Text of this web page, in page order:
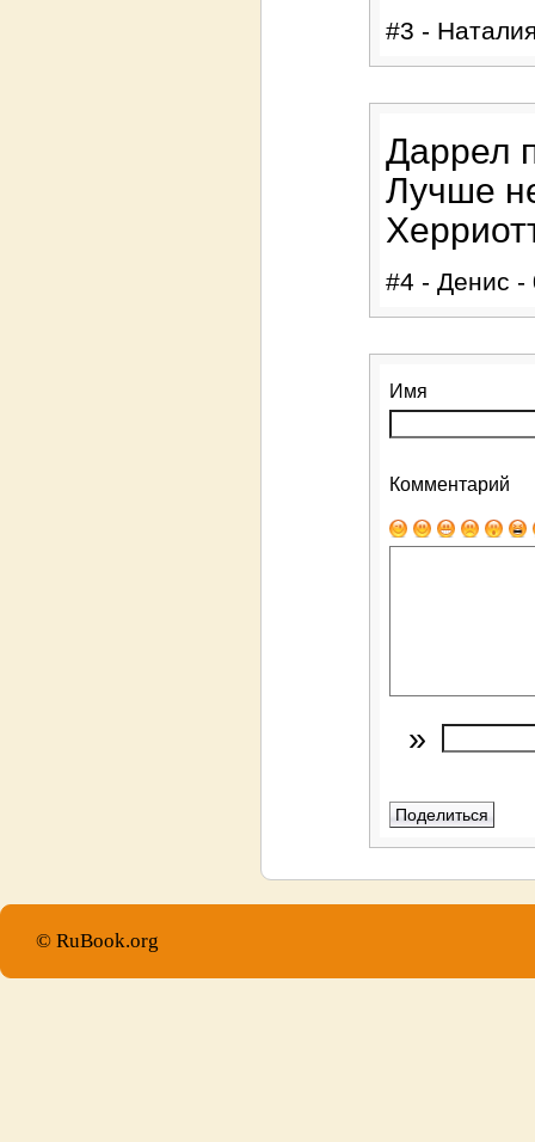
#3 -
Даррел
Лучше
#4 - Денис -
Имя
Комментарий
»
© RuBook.org